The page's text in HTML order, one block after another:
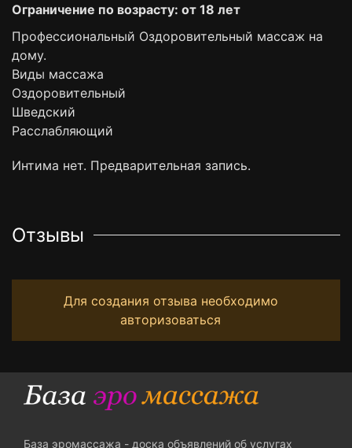
Ограничение по возрасту: от 18 лет
Профессиональный Оздоровительный массаж на
дому.
Виды массажа
Оздоровительный
Шведский
Расслабляющий
Интима нет. Предварительная запись.
Отзывы
Для создания отзыва необходимо
авторизоваться
База эромассажа - доска объявлений об услугах